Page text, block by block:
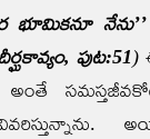
భూమికనూ
, పుట:51 )
అంతే